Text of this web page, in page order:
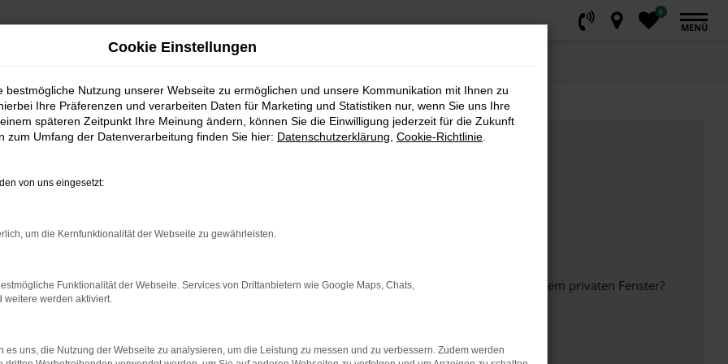
0
MENÜ
bestimmter Seiten verhindern. Funktioniert die Seite in einem anderen Browser oder in einem privaten Fenster?
beheben.
auf dem neuesten Stand sind.
Cookie Einstellungen
bestmögliche Nutzung unserer Webseite zu ermöglichen und unsere Kommunikation mit Ihnen zu
Ihre Präferenzen und verarbeiten Daten für Marketing und Statistiken nur, wenn Sie uns Ihre
späteren Zeitpunkt Ihre Meinung ändern, können Sie die Einwilligung jederzeit für die Zukunft
zum Umfang der Datenverarbeitung finden Sie hier: Datenschutzerklärung Cookie-Richtlinie
von uns eingesetzt:
um die Kernfunktionalität der Webseite zu gewährleisten.
Funktionalität der Webseite. Services von Drittanbietern wie Google Maps, Chats,
weitere werden aktiviert.
es uns, die Nutzung der Webseite zu analysieren, um die Leistung zu messen und zu verbessern. Zudem werden